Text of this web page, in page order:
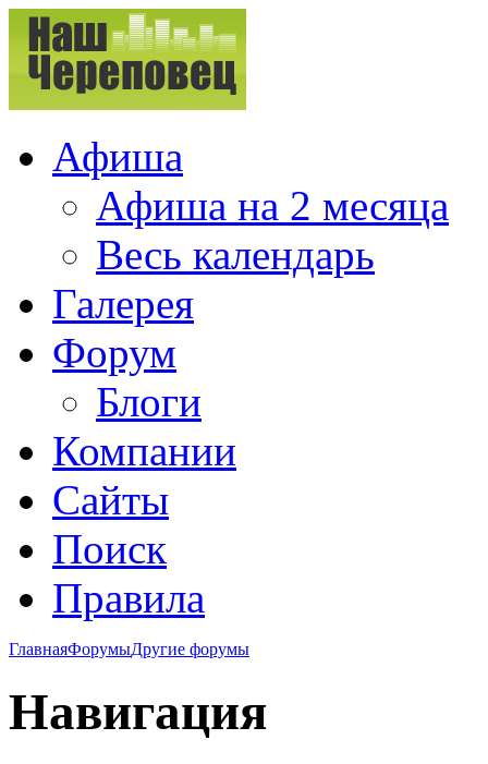
Афиша
Афиша на 2 месяца
Весь календарь
Галерея
Форум
Блоги
Компании
Сайты
Поиск
Правила
ГлавнаяФорумыДругие форумы
Навигация